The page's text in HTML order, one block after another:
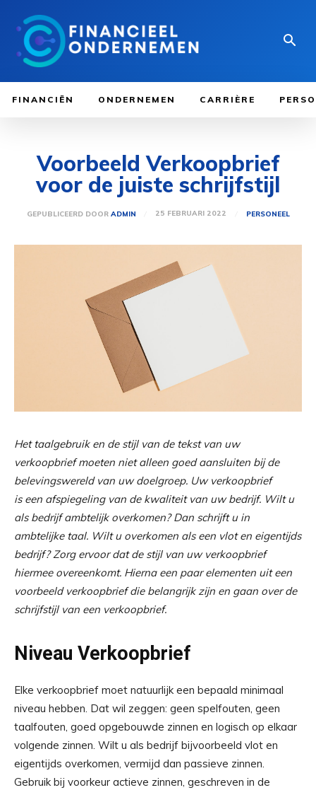
FINANCIËN ONDERNEMEN CARRIÈRE
Voorbeeld Verkoopbrief
voor de juiste schrijfstijl
GEPUBLICEERD DOOR ADMIN 25 FEBRUARI 2022 PERSONEEL
Het taalgebruik en de stijl van de tekst van uw
verkoopbrief moeten niet alleen goed aansluiten bij de
belevingswereld van uw doelgroep. Uw verkoopbrief
is een afspiegeling van de kwaliteit van uw bedrijf. Wilt u
als bedrijf ambtelijk overkomen? Dan schrijft u in
ambtelijke taal. Wilt u overkomen als een vlot en eigentijds
bedrijf? Zorg ervoor dat de stijl van uw verkoopbrief
hiermee overeenkomt. Hierna een paar elementen uit een
voorbeeld verkoopbrief die belangrijk zijn en gaan over de
schrijfstijl van een verkoopbrief.
Niveau Verkoopbrief
Elke verkoopbrief moet natuurlijk een bepaald minimaal
niveau hebben. Dat wil zeggen: geen spelfouten, geen
taalfouten, goed opgebouwde zinnen en logisch op elkaar
volgende zinnen. Wilt u als bedrijf bijvoorbeeld vlot en
eigentijds overkomen, vermijd dan passieve zinnen.
Gebruik bij voorkeur actieve zinnen, geschreven in de